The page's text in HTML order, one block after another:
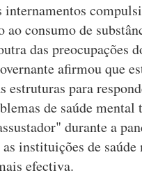
internamentos
ao consumo de
das preocupações
afirmou que
estruturas para
de saúde mental
durante a
instituições de saúde
efectiva.